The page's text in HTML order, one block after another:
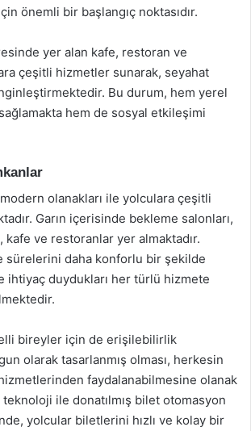
önemli bir başlangıç noktasıdır.
yer alan kafe, restoran ve
çeşitli hizmetler sunarak, seyahat
Bu durum, hem yerel
hem de sosyal etkileşimi
modern olanakları ile yolculara çeşitli
Garın içerisinde bekleme salonları,
kafe ve restoranlar yer almaktadır.
sürelerini daha konforlu bir şekilde
ihtiyaç duydukları her türlü hizmete
bireyler için de erişilebilirlik
olarak tasarlanmış olması, herkesin
faydalanabilmesine olanak
teknoloji ile donatılmış bilet otomasyon
yolcular biletlerini hızlı ve kolay bir